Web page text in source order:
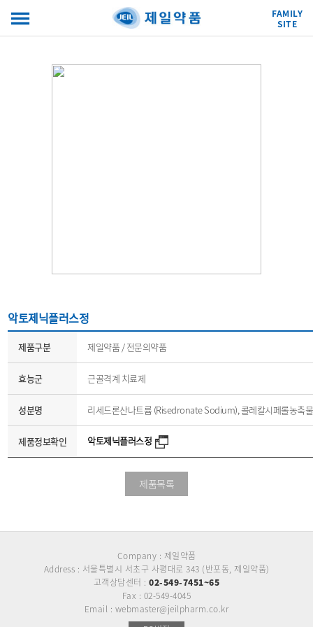
FAMILY
SITE
악토제닉플러스정
제품구분 제일약품 / 전문의약품
효능군 근골격계 치료제
성분명 리세드론산나트륨 (Risedronate Sodium), 콜레칼시페롤농
제품정보확인 악토제닉플러스정
제품목록
Company : 제일약품
Address : 서울특별시 서초구 사평대로 343 (반포동, 제일약품)
고객상담센터 :02-549-7451~65
Fax : 02-549-4045
Email : webmaster@jeilpharm.co.kr